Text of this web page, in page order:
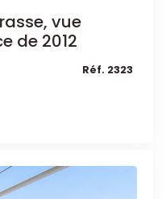
vue
de 2012
Réf. 2323